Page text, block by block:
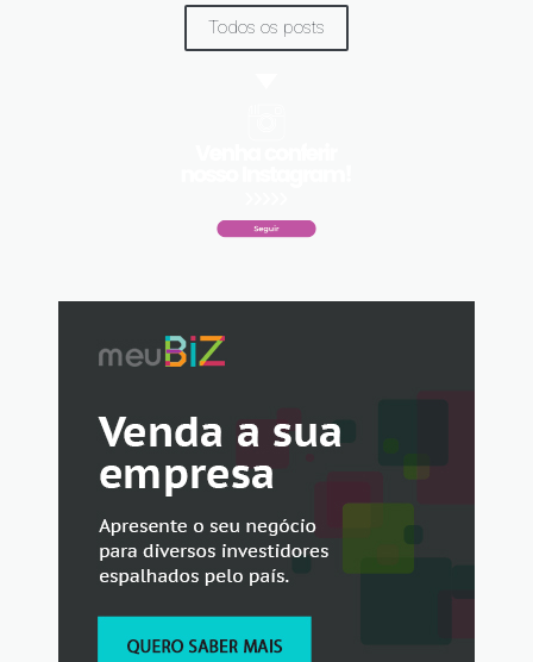
Todos os posts